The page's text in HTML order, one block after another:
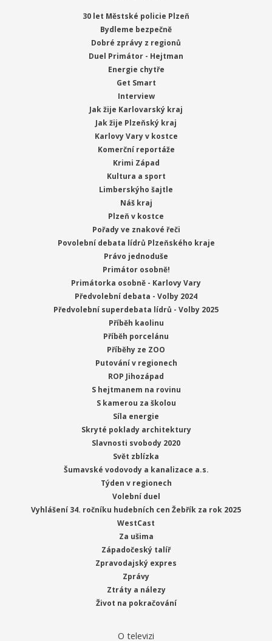
30 let Městské policie Plzeň
Bydleme bezpečně
Dobré zprávy z regionů
Duel Primátor - Hejtman
Energie chytře
Get Smart
Interview
Jak žije Karlovarský kraj
Jak žije Plzeňský kraj
Karlovy Vary v kostce
Komerční reportáže
Krimi Západ
Kultura a sport
Limberskýho šajtle
Náš kraj
Plzeň v kostce
Pořady ve znakové řeči
Povolební debata lídrů Plzeňského kraje
Právo jednoduše
Primátor osobně!
Primátorka osobně - Karlovy Vary
Předvolební debata - Volby 2024
Předvolební superdebata lídrů - Volby 2025
Příběh kaolinu
Příběh porcelánu
Příběhy ze ZOO
Putování v regionech
ROP Jihozápad
S hejtmanem na rovinu
S kamerou za školou
Síla energie
Skryté poklady architektury
Slavnosti svobody 2020
Svět zblízka
Šumavské vodovody a kanalizace a.s.
Týden v regionech
Volební duel
Vyhlášení 34. ročníku hudebních cen Žebřík za rok 2025
WestCast
Za ušima
Západočeský talíř
Zpravodajský expres
Zprávy
Ztráty a nálezy
Život na pokračování
O televizi